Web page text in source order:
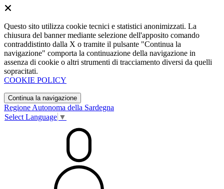
Questo sito utilizza cookie tecnici e statistici anonimizzati. La
chiusura del banner mediante selezione dell'apposito comando
contraddistinto dalla X o tramite il pulsante "Continua la
navigazione" comporta la continuazione della navigazione in
assenza di cookie o altri strumenti di tracciamento diversi da quelli
sopracitati.
COOKIE POLICY
Continua la navigazione
Regione Autonoma della Sardegna
Select Language ▼